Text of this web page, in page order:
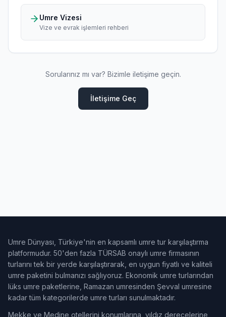
Umre Vizesi
Vize ve evrak işlemleri rehberi
Sorularınız mı var? Bizimle iletişime geçin.
İletişime Geç
Umre Dünyası, Türkiye'nin en kapsamlı umre tur karşılaştırma
platformudur. 50'den fazla TÜRSAB onaylı umre firmasının
turlarını tek bir yerde karşılaştırarak, en uygun fiyatlı ve kaliteli
umre paketini bulmanızı sağlıyoruz. Ekonomik umre turlarından
lüks umre paketlerine, Ramazan umresinden Şevval umresine
kadar tüm kategorilerde umre turları sunulmaktadır.
Mekke ve Medine otellerini konumlarına, yıldız derecelerine